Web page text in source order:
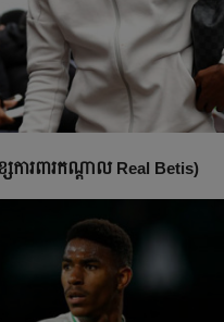
ការពារ​កណ្ដាល​ Real Betis)